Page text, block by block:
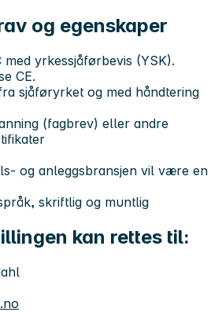
og egenskaper
yrkessjåførbevis (YSK).
CE.
sjåføryrket og med håndtering
(fagbrev) eller andre
og anleggsbransjen vil være en
skriftlig og muntlig
kan rettes til: